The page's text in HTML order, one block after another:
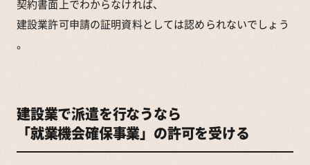
契約書面上でわからなければ、
建設業許可申請の証明資料としては認められないでしょう
。
建設業で派遣を行なうなら
「就業機会確保事業」の許可を受ける